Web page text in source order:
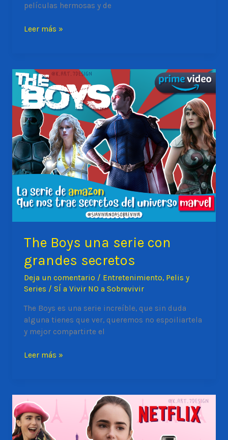
películas hermosas y de
TOP
películas
que
nos
dejarán
una
enseñanza
de
amor
propio.
#MundoAdolescente
Leer más »
The Boys una serie con
grandes secretos
Deja un comentario / Entretenimiento, Pelis y
Series /SÍ a Vivir NO a Sobrevivir
The Boys es una serie increíble, que sin duda
alguna tienes que ver, queremos no espoiliartela
y mejor compartirte el
The
con
grandes
secretos
Leer más »